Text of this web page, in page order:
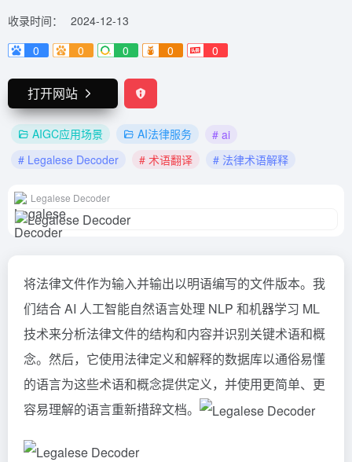
收录时间：
2024-12-13
0
0 0 0 0
打开网站
AIGC应用场景 AI法律服务
# ai
# Legalese Decoder
# 术语翻译 # 法律术语解释
Legalese Decoder
将法律文件作为输入并输出以明语编写的文件版本。我
们结合 AI 人工智能自然语言处理 NLP 和机器学习 ML
技术来分析法律文件的结构和内容并识别关键术语和概
念。然后，它使用法律定义和解释的数据库以通俗易懂
的语言为这些术语和概念提供定义，并使用更简单、更
容易理解的语言重新措辞文档。